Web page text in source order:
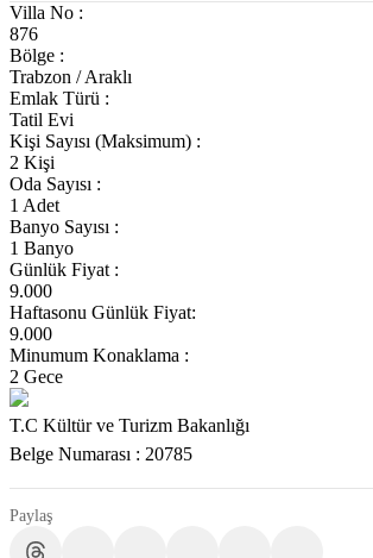
Villa No :
876
Bölge :
Trabzon / Araklı
Emlak Türü :
Tatil Evi
Kişi Sayısı (Maksimum) :
2 Kişi
Oda Sayısı :
1 Adet
Banyo Sayısı :
1 Banyo
Günlük Fiyat :
9.000
Haftasonu Günlük Fiyat:
9.000
Minumum Konaklama :
2 Gece
T.C Kültür ve Turizm Bakanlığı
Belge Numarası : 20785
Paylaş